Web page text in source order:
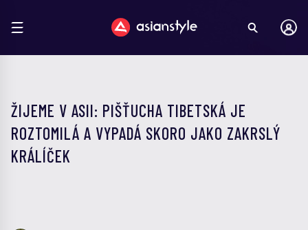
ŽIJEME V ASII: PIŠŤUCHA TIBETSKÁ JE
ROZTOMILÁ A VYPADÁ SKORO JAKO ZAKRSLÝ
KRÁLÍČEK